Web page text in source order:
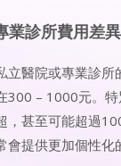
業診所費用差異
立醫院或專業診所
300 – 1000元。
，甚至可能超過
會提供更加個性化